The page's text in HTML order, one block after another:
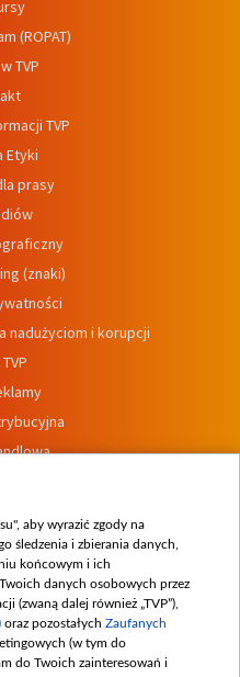
(ROPAT)
TVP
TVP
Etyki
prasy
(znaki)
nadużyciom i korupcji
wewnętrznych
aby wyrazić zgody na
śledzenia i zbierania danych,
końcowym i ich
danych osobowych przez
(zwaną dalej również „TVP”),
oraz pozostałych Zaufanych
(w tym do
do Twoich zainteresowań i